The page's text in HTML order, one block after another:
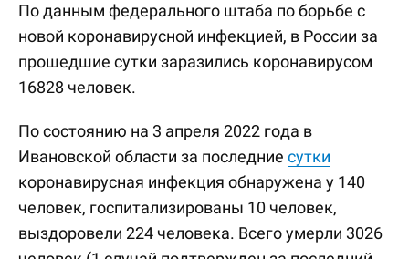
По данным федерального штаба по борьбе с
новой коронавирусной инфекцией, в России за
прошедшие сутки заразились коронавирусом
16828 человек.
По состоянию на 3 апреля 2022 года в
Ивановской области за последние сутки
коронавирусная инфекция обнаружена у 140
человек, госпитализированы 10 человек,
выздоровели 224 человека. Всего умерли 3026